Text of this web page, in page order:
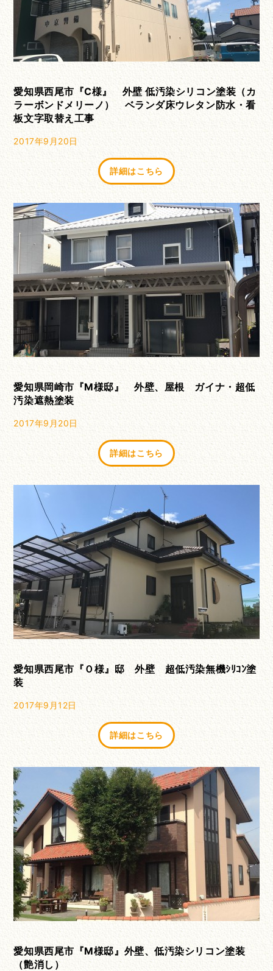
愛知県西尾市『C様』 外壁 低汚染シリコン塗装（カ
ラーボンドメリーノ） ベランダ床ウレタン防水・看
板文字取替え工事
2017年9月20日
詳細はこちら
愛知県岡崎市『M様邸』 外壁、屋根 ガイナ・超低
汚染遮熱塗装
2017年9月20日
詳細はこちら
愛知県西尾市『Ｏ様』邸 外壁 超低汚染無機ｼﾘｺﾝ塗
装
2017年9月12日
詳細はこちら
愛知県西尾市『Ⅿ様邸』外壁、低汚染シリコン塗装
（艶消し）